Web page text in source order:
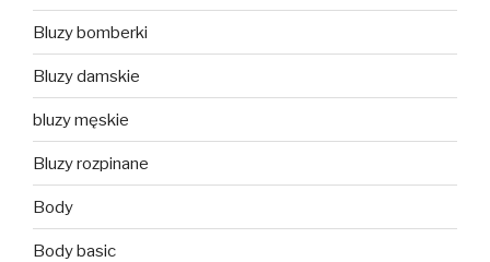
Bluzy bomberki
Bluzy damskie
bluzy męskie
Bluzy rozpinane
Body
Body basic